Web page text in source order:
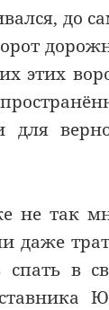
до
этих
не так
даже
в